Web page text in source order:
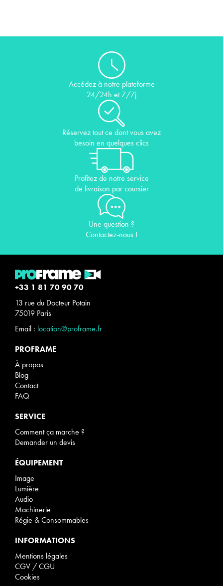
Accédez à notre plateforme
24/24h et 7/7j
Réservez tout ce dont vous avez
besoin en quelques clics
Profitez de notre service
de livraison par coursier
Une question ?
Contactez-nous !
+33 1 81 70 90 70
13 rue du Docteur Potain
75019 Paris
Email : location@proframe.fr
PROFRAME
À propos
Blog
Contact
FAQ
SERVICE
Comment ça marche ?
Demander un devis
ÉQUIPEMENT
Image
Lumière
Audio
Machinerie
Régie & Consommables
INFORMATIONS
Mentions légales
CGV / CGU
Cookies